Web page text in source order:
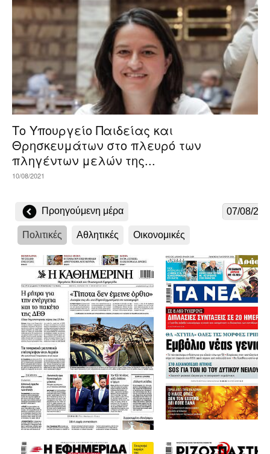
Το Υπουργείο Παιδείας και
Θρησκευμάτων στο πλευρό των
πληγέντων μελών της...
10/08/2021